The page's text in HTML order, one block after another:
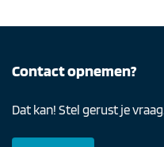
Contact opnemen?
Dat kan! Stel gerust je vraag.